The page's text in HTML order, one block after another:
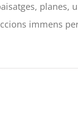
planes,
immens